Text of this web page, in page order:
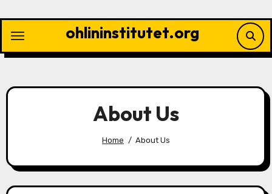
content
ohlininstitutet.org
About Us
Home About Us